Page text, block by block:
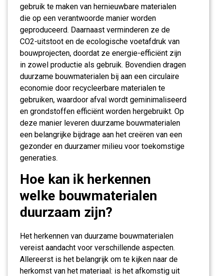
gebruik te maken van hernieuwbare materialen
die op een verantwoorde manier worden
geproduceerd. Daarnaast verminderen ze de
CO2-uitstoot en de ecologische voetafdruk van
bouwprojecten, doordat ze energie-efficiënt zijn
in zowel productie als gebruik. Bovendien dragen
duurzame bouwmaterialen bij aan een circulaire
economie door recycleerbare materialen te
gebruiken, waardoor afval wordt geminimaliseerd
en grondstoffen efficiënt worden hergebruikt. Op
deze manier leveren duurzame bouwmaterialen
een belangrijke bijdrage aan het creëren van een
gezonder en duurzamer milieu voor toekomstige
generaties.
Hoe kan ik herkennen
welke bouwmaterialen
duurzaam zijn?
Het herkennen van duurzame bouwmaterialen
vereist aandacht voor verschillende aspecten.
Allereerst is het belangrijk om te kijken naar de
herkomst van het materiaal: is het afkomstig uit